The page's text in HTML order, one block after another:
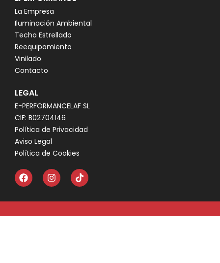
La Empresa
Iluminación Ambiental
Techo Estrellado
Reequipamiento
Vinilado
Contacto
LEGAL
E-PERFORMANCELAF SL
CIF: B02704146
Política de Privacidad
Aviso Legal
Política de Cookies